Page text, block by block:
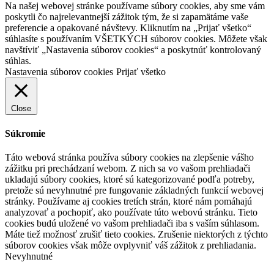
Na našej webovej stránke používame súbory cookies, aby sme vám
poskytli čo najrelevantnejší zážitok tým, že si zapamätáme vaše
preferencie a opakované návštevy. Kliknutím na „Prijať všetko“
súhlasíte s používaním VŠETKÝCH súborov cookies. Môžete však
navštíviť „Nastavenia súborov cookies“ a poskytnúť kontrolovaný
súhlas.
Nastavenia súborov cookies Prijať všetko
Close
Súkromie
Táto webová stránka používa súbory cookies na zlepšenie vášho
zážitku pri prechádzaní webom. Z nich sa vo vašom prehliadači
ukladajú súbory cookies, ktoré sú kategorizované podľa potreby,
pretože sú nevyhnutné pre fungovanie základných funkcií webovej
stránky. Používame aj cookies tretích strán, ktoré nám pomáhajú
analyzovať a pochopiť, ako používate túto webovú stránku. Tieto
cookies budú uložené vo vašom prehliadači iba s vaším súhlasom.
Máte tiež možnosť zrušiť tieto cookies. Zrušenie niektorých z týchto
súborov cookies však môže ovplyvniť váš zážitok z prehliadania.
Nevyhnutné